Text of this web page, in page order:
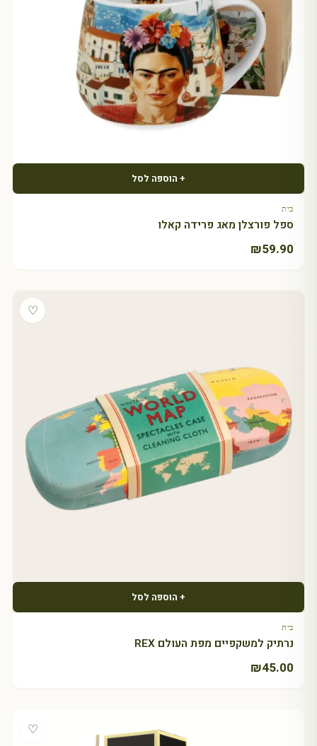
+ הוספה לסל
בית
ספל פורצלן מאג פרידה קאלו
₪59.90
♡
+ הוספה לסל
בית
נרתיק למשקפיים מפת העולם REX
₪45.00
♡